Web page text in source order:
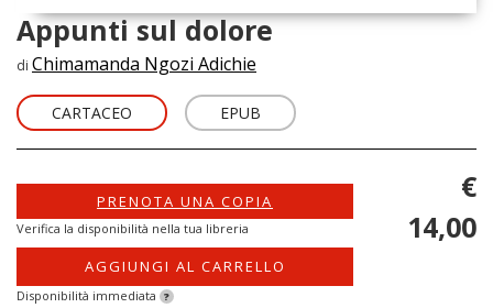
Appunti sul dolore
di Chimamanda Ngozi Adichie
CARTACEO EPUB
PRENOTA UNA COPIA
Verifica la disponibilità nella tua libreria
AGGIUNGI AL CARRELLO
Disponibilità immediata ?
€
14,00